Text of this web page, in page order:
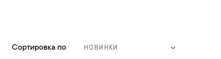
Сортировка по